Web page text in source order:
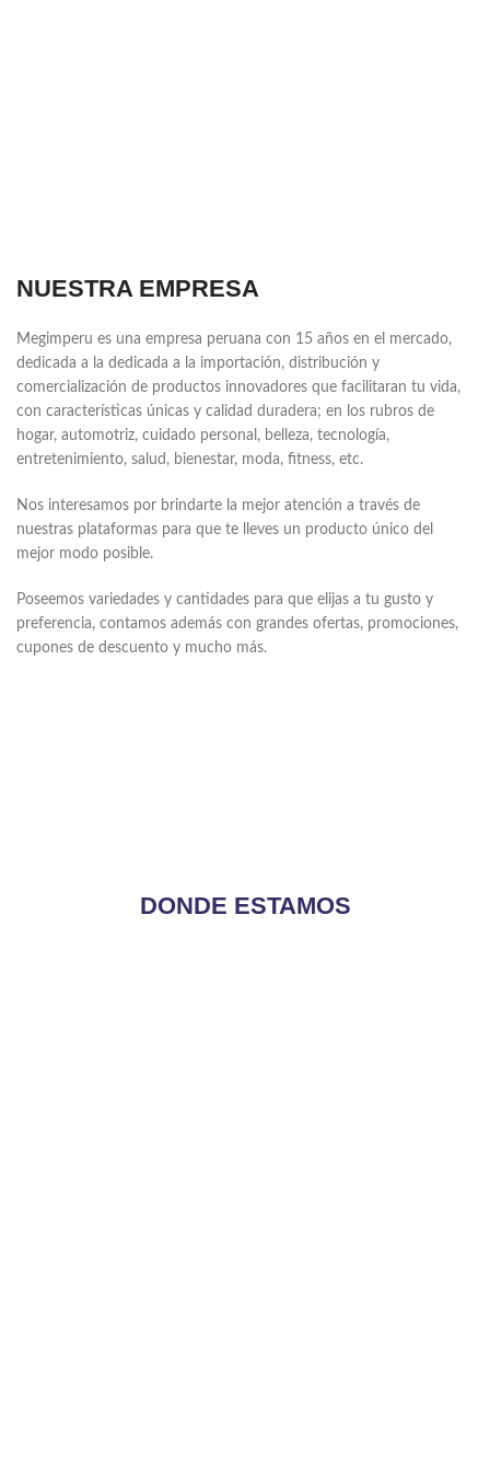
NUESTRA EMPRESA
Megimperu es una empresa peruana con 15 años en el mercado,
dedicada a la dedicada a la importación, distribución y
comercialización de productos innovadores que facilitaran tu vida,
con características únicas y calidad duradera; en los rubros de
hogar, automotriz, cuidado personal, belleza, tecnología,
entretenimiento, salud, bienestar, moda, fitness, etc.
Nos interesamos por brindarte la mejor atención a través de
nuestras plataformas para que te lleves un producto único del
mejor modo posible.
Poseemos variedades y cantidades para que elijas a tu gusto y
preferencia, contamos además con grandes ofertas, promociones,
cupones de descuento y mucho más.
DONDE ESTAMOS